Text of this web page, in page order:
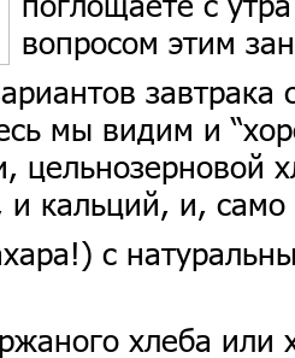
вопросом этим
мы видим и
цельнозерновой
и кальций, и,
с
хлеба или